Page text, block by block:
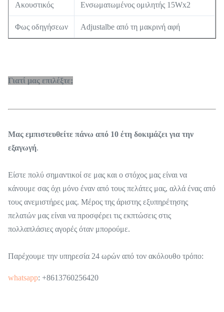
Ακουστικός Ενσωματωμένος ομιλητής 15Wx2
Φως οδηγήσεων Adjustalbe από τη μακρινή αφή
Γιατί μας επιλέξτε;
Μας εμπιστευθείτε πάνω από 10 έτη δοκιμάζει για την
εξαγωγή.
Είστε πολύ σημαντικοί σε μας και ο στόχος μας είναι να
κάνουμε σας όχι μόνο έναν από τους πελάτες μας, αλλά ένας από
τους ανεμιστήρες μας. Μέρος της άριστης εξυπηρέτησης
πελατών μας είναι να προσφέρει τις εκπτώσεις στις
πολλαπλάσιες αγορές όταν μπορούμε.
Παρέχουμε την υπηρεσία 24 ωρών από τον ακόλουθο τρόπο:
whatsapp: +8613760256420